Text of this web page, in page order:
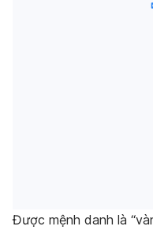
Được mệnh danh là